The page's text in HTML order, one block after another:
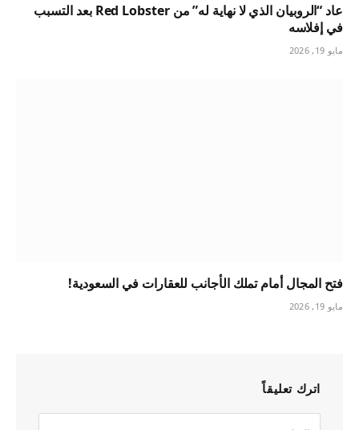
عاد “الروبيان الذي لا نهاية له” من Red Lobster بعد التسبب
في إفلاسه
مايو 19, 2026
فتح المجال أمام تملك الأجانب للعقارات في السعودية!
مايو 19, 2026
اترك تعليقاً